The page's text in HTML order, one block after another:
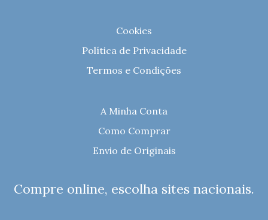
Cookies
Política de Privacidade
Termos e Condições
A Minha Conta
Como Comprar
Envio de Originais
Compre online, escolha sites nacionais.